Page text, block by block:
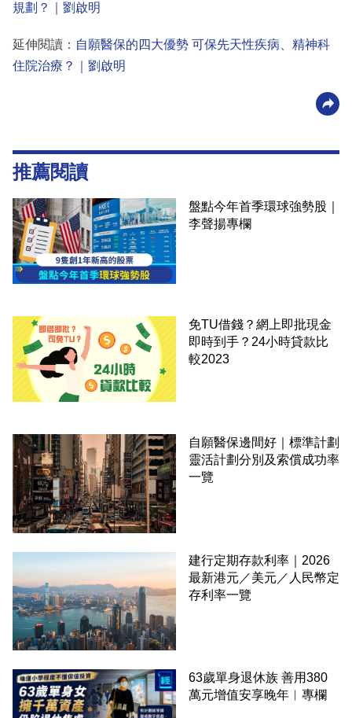
規劃？｜劉啟明
延伸閱讀： 自願醫保的四大優勢 可保先天性疾病、精神科
住院治療？｜劉啟明
推薦閱讀
盤點今年首季環球強勢股｜
李聲揚專欄
免TU借錢？網上即批現金
即時到手？24小時貸款比
較2023
自願醫保邊間好｜標準計劃
靈活計劃分別及索償成功率
一覽
建行定期存款利率｜2026
最新港元／美元／人民幣定
存利率一覽
63歲單身退休族 善用380
萬元增值安享晚年︳專欄